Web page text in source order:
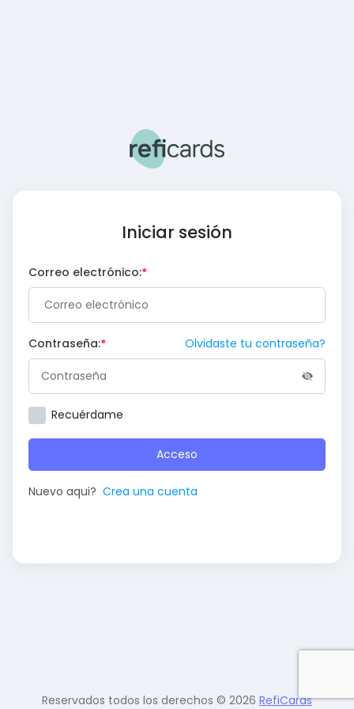
Iniciar sesión
Correo electrónico:
Contraseña: Olvidaste tu contraseña?
Recuérdame
Acceso
Nuevo aqui? Crea una cuenta
Reservados todos los derechos © 2026 RefiCards